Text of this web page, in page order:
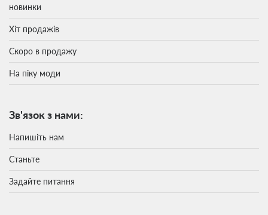
новинки
Хіт продажів
Скоро в продажу
На піку моди
Зв'язок з нами:
Напишіть нам
Станьте
Задайте питання